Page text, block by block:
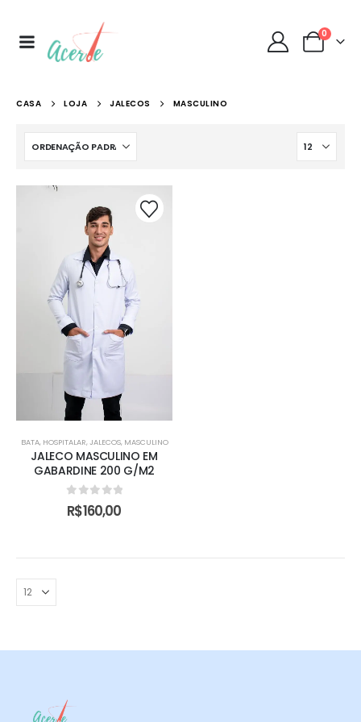
0
CASA LOJA JALECOS MASCULINO
BATA, HOSPITALAR,JALECOS, MASCULINO
JALECO MASCULINO EM
GABARDINE 200 G/M2
de 5
R$160,00